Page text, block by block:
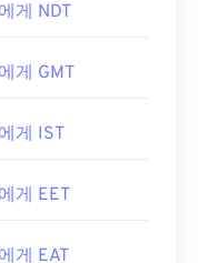
게 NDT
게 GMT
게 IST
게 EET
게 EAT